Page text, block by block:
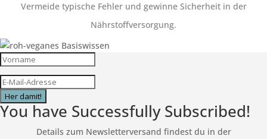
Vermeide typische Fehler und gewinne Sicherheit in der
Nährstoffversorgung.
Her damit!
You have Successfully Subscribed!
Details zum Newsletterversand findest du in der